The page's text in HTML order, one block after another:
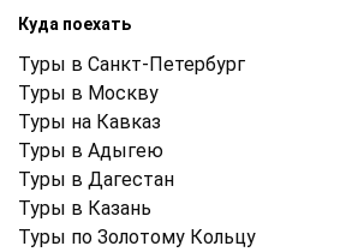
Куда поехать
Туры в Санкт-Петербург
Туры в Москву
Туры на Кавказ
Туры в Адыгею
Туры в Дагестан
Туры в Казань
Туры по Золотому Кольцу